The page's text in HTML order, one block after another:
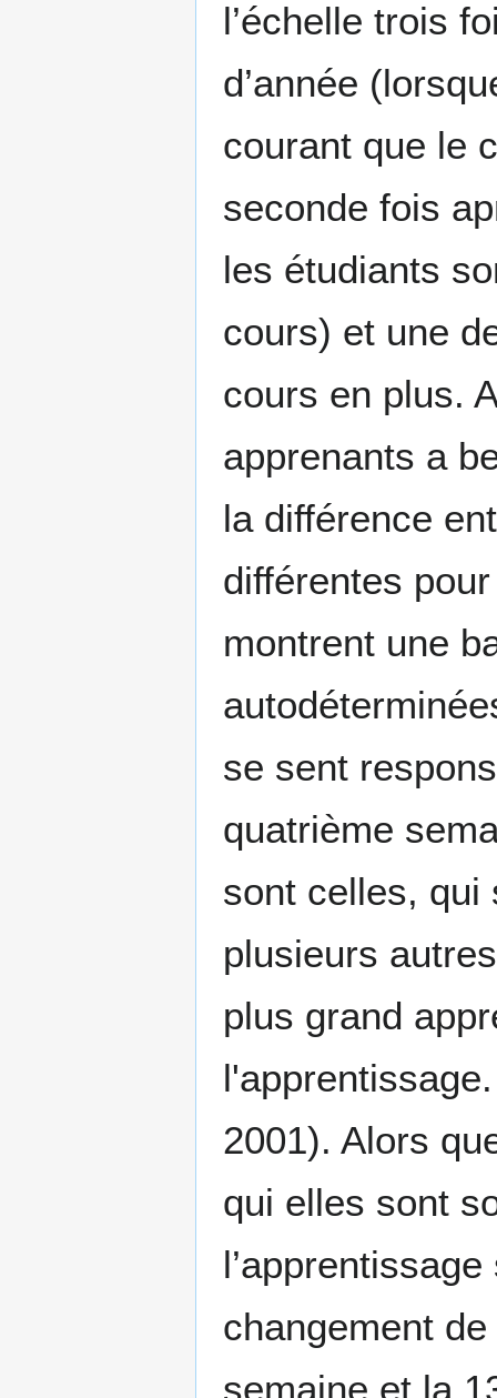
l’échelle trois
d’année
courant que le
seconde fois
les étudiants
cours) et une
cours en plus.
apprenants a
la différence
différentes
montrent une
se sent
quatrième
sont celles, qui
plusieurs
plus grand
2001). Alors
qui elles sont
changement
semaine et la